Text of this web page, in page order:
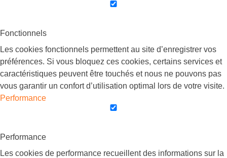
Fonctionnels
Les cookies fonctionnels permettent au site d’enregistrer vos
préférences. Si vous bloquez ces cookies, certains services et
caractéristiques peuvent être touchés et nous ne pouvons pas
vous garantir un confort d’utilisation optimal lors de votre visite.
Performance
Performance
Les cookies de performance recueillent des informations sur la